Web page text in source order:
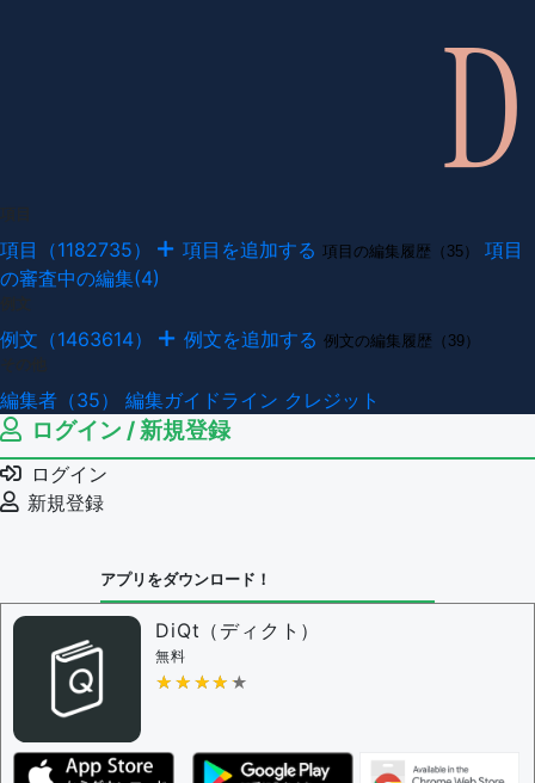
項目（1182735） 項目を追加する 項目の編集履歴（35）
項目
の審査中の編集(4)
例文（1463614） 例文を追加する 例文の編集履歴（39）
編集者（35） 編集ガイドライン クレジット
ログイン / 新規登録
ログイン
新規登録
アプリをダウンロード！
DiQt（ディクト）
無料
★★★★★
★★★★★